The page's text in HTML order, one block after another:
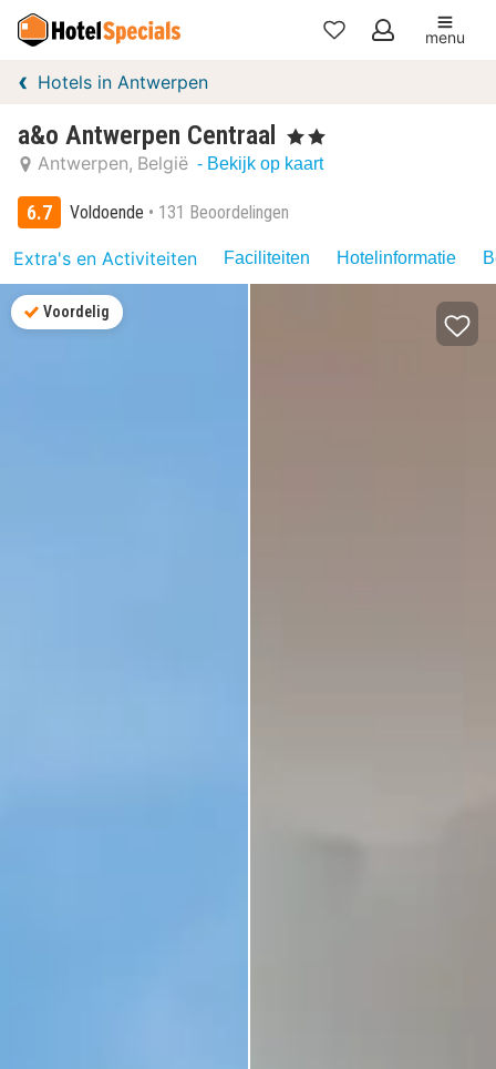
Mijn
menu
Hotels in Antwerpen
a&o Antwerpen Centraal , 2 Sterren
Antwerpen België - Bekijk op kaart
6.7 Voldoende 131 Beoordelingen
Extra's en Activiteiten Faciliteiten Hotelinformatie
Voordelig